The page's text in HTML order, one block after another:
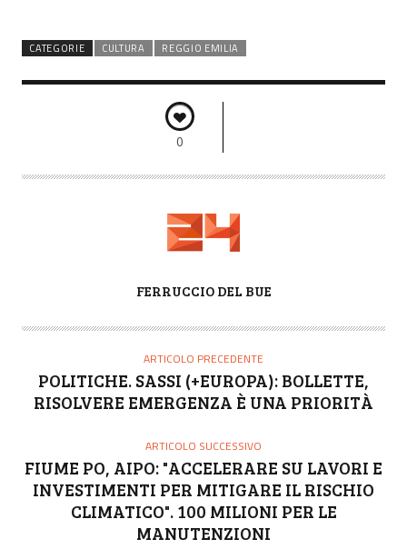
CATEGORIE CULTURA REGGIO EMILIA
0
T
FERRUCCIO DEL BUE
ARTICOLO PRECEDENTE
POLITICHE. SASSI (+EUROPA): BOLLETTE,
RISOLVERE EMERGENZA È UNA PRIORITÀ
ARTICOLO SUCCESSIVO
FIUME PO, AIPO: "ACCELERARE SU LAVORI E
INVESTIMENTI PER MITIGARE IL RISCHIO
CLIMATICO". 100 MILIONI PER LE
MANUTENZIONI